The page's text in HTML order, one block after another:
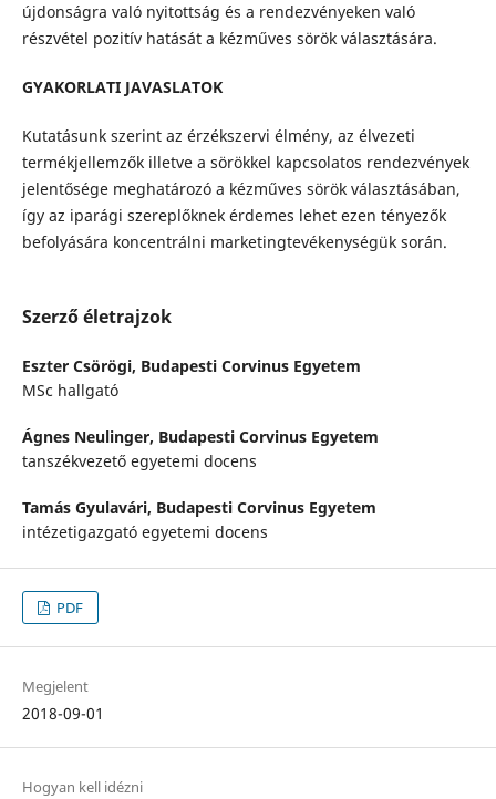
újdonságra való nyitottság és a rendezvényeken való
részvétel pozitív hatását a kézműves sörök választására.
GYAKORLATI JAVASLATOK
Kutatásunk szerint az érzékszervi élmény, az élvezeti
termékjellemzők illetve a sörökkel kapcsolatos rendezvények
jelentősége meghatározó a kézműves sörök választásában,
így az iparági szereplőknek érdemes lehet ezen tényezők
befolyására koncentrálni marketingtevékenységük során.
Szerző életrajzok
Eszter Csörögi, Budapesti Corvinus Egyetem
MSc hallgató
Ágnes Neulinger, Budapesti Corvinus Egyetem
tanszékvezető egyetemi docens
Tamás Gyulavári, Budapesti Corvinus Egyetem
intézetigazgató egyetemi docens
PDF
Megjelent
2018-09-01
Hogyan kell idézni